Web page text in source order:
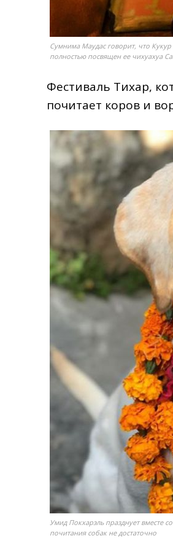
Сумнима Маудас говорит, что
полностью посвящен ее чихуахуа
Фестиваль Тихар,
почитает коров и
Умид Покхарэль празднует вместе
почитания собак не достаточно